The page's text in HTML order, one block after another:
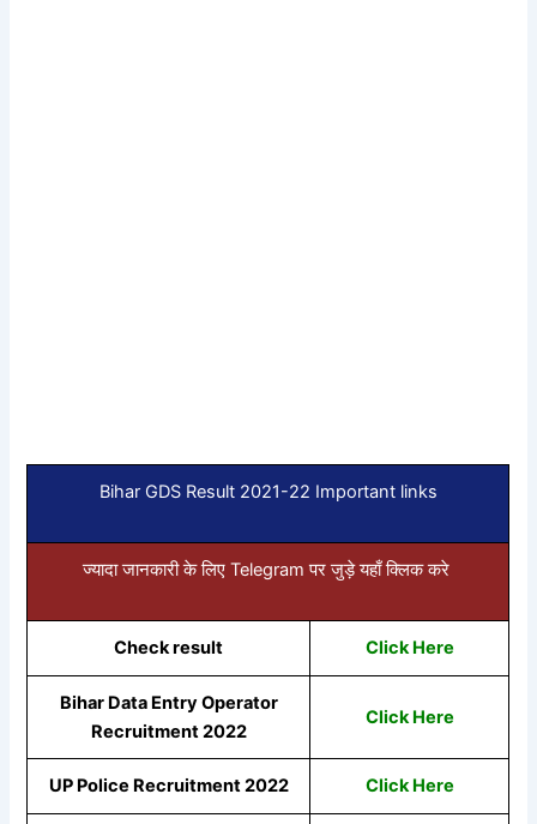
Bihar GDS Result 2021-22 Important links
ज्यादा जानकारी के लिए Telegram पर जुड़े यहाँ क्लिक करे
Check result Click Here
Bihar Data Entry Operator
Recruitment 2022
Click Here
UP Police Recruitment 2022 Click Here